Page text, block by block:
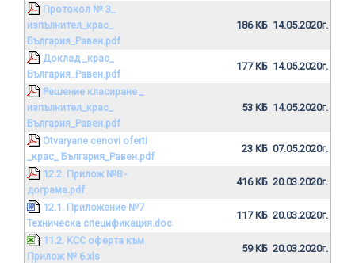
Протокол № 3_
изпълнител_крас_
България_Равен.pdf
186 КБ 14.05.2020г.
Доклад _крас_
България_Равен.pdf
177 КБ 14.05.2020г.
Решение класиране _
изпълнител_крас_
България_Равен.pdf
53 КБ 14.05.2020г.
Otvaryane cenovi oferti
_крас_ България_Равен.pdf
23 КБ 07.05.2020г.
12.2. Прилож №8 -
дограма.pdf
416 КБ 20.03.2020г.
12.1. Приложение №7
Техническа спецификация.doc
117 КБ 20.03.2020г.
11.2. KСС оферта към
Прилож № 6.xls
59 КБ 20.03.2020г.